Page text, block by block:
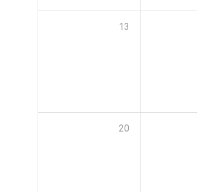
13
20